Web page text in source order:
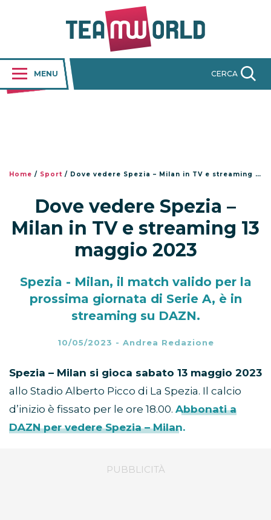
MENU CERCA
Home / Sport / Dove vedere Spezia – Milan in TV e streaming 13 maggio 2023
Dove vedere Spezia –
Milan in TV e streaming 13
maggio 2023
Spezia - Milan, il match valido per la
prossima giornata di Serie A, è in
streaming su DAZN.
10/05/2023 - Andrea Redazione
Spezia – Milan si gioca sabato 13 maggio 2023
allo Stadio Alberto Picco di La Spezia. Il calcio
d’inizio è fissato per le ore 18.00. Abbonati a
DAZN per vedere Spezia – Milan.